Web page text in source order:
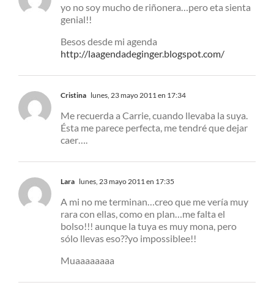
yo no soy mucho de riñonera…pero eta sienta
genial!!
Besos desde mi agenda
http://laagendadeginger.blogspot.com/
Cristina lunes, 23 mayo 2011 en 17:34
Me recuerda a Carrie, cuando llevaba la suya.
Ésta me parece perfecta, me tendré que dejar
caer….
Lara lunes, 23 mayo 2011 en 17:35
A mi no me terminan…creo que me vería muy
rara con ellas, como en plan…me falta el
bolso!!! aunque la tuya es muy mona, pero
sólo llevas eso??yo impossiblee!!
Muaaaaaaaa